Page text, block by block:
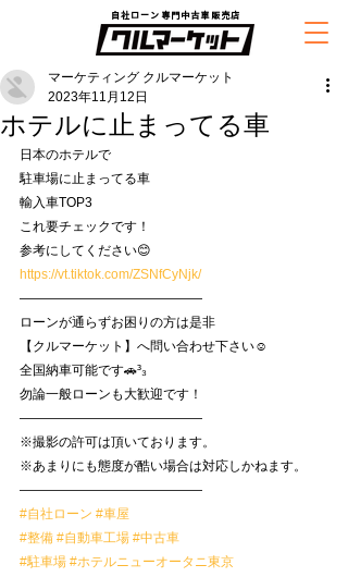
自社ローン専門中古車販売店
ホテルに止まってる車
マーケティング クルマーケット
2023年11月12日
日本のホテルで
駐車場に止まってる車
輸入車TOP3
これ要チェックです！
参考にしてください😊
https://vt.tiktok.com/ZSNfCyNjk/
——————————————
ローンが通らずお困りの方は是非
【クルマーケット】へ問い合わせ下さい☺️
全国納車可能です🚗³₃
勿論一般ローンも大歓迎です！
——————————————
※撮影の許可は頂いております。
※あまりにも態度が酷い場合は対応しかねます。
——————————————
#自社ローン #車屋
#整備 #自動車工場 #中古車
#駐車場 #ホテルニューオータニ東京